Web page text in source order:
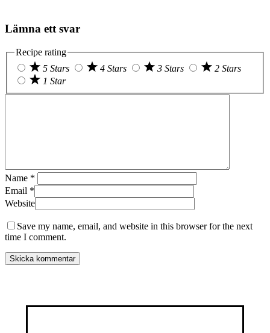
Lämna ett svar
Recipe rating
5 Stars
4 Stars 3 Stars
2 Stars
1 Star
Name *
Email *
Website
Save my name, email, and website in this browser for the next
time I comment.